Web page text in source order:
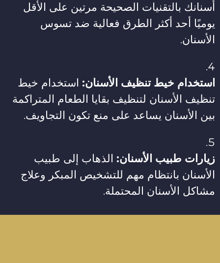
أسنانك بالتقنيات الصحيحة مرتين على الأقل
يوميًا أحد أكثر الطرق فعالية ضد تسوس
الأسنان.
استخدام خيط تنظيف الأسنان: استخدام خيط
تنظيف الأسنان لتنظيف بقايا الطعام المتراكمة
بين الأسنان يساعد على منع تكون التجاويف.
زيارات طبيب الأسنان: الذهاب إلى طبيب
الأسنان بانتظام مهم للتشخيص المبكر وعلاج
مشاكل الأسنان المحتملة.